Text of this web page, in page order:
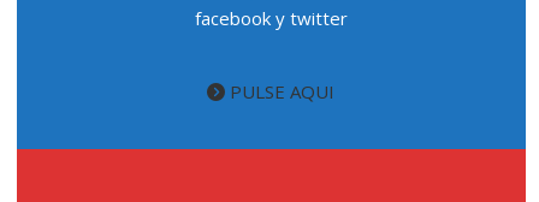
facebook y twitter
PULSE AQUI